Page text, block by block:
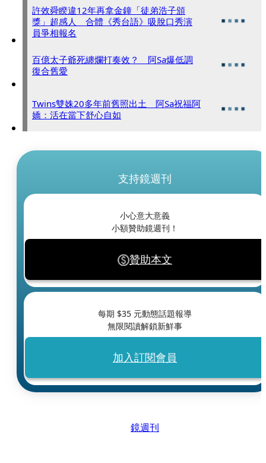
許效舜睽違12年再拿金鐘「徒弟浩子頒
獎」超感人 合體《秀台語》吸脫口秀演
員爭相報名
百億太子爺死纏爛打奏效？ 阿Sa爆低調
復合舊愛
Twins雙姝20多年前舊照出土 阿Sa祝福阿
嬌：活在當下舒心自如
支持鏡週刊
小心意大意義
小額贊助鏡週刊！
贊助本文
每期 $35 元動態話題報導
無限閱讀解鎖新鮮事
加入訂閱會員
鏡週刊